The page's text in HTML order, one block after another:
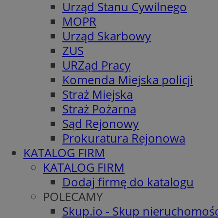
Urząd Stanu Cywilnego
MOPR
Urząd Skarbowy
ZUS
URZąd Pracy
Komenda Miejska policji
Straż Miejska
Straż Pożarna
Sąd Rejonowy
Prokuratura Rejonowa
KATALOG FIRM
KATALOG FIRM
Dodaj firmę do katalogu
POLECAMY
Skup.io - Skup